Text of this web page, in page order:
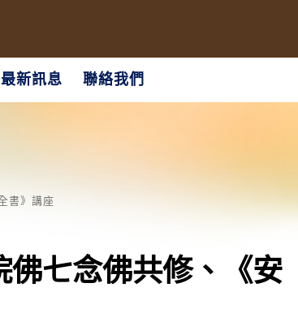
最新訊息 聯絡我們
書》講座
佛七念佛共修、《安